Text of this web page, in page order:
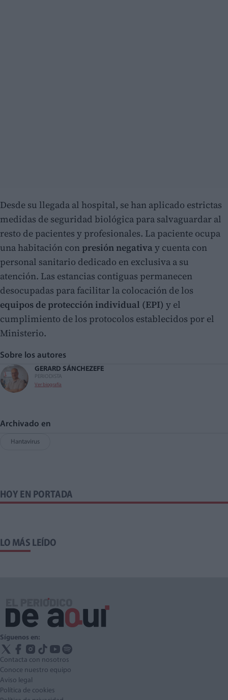
Desde su llegada al hospital, se han aplicado estrictas
medidas de seguridad biológica para salvaguardar al
resto de pacientes y profesionales. La paciente ocupa
una habitación conpresión negativa y cuenta con
personal sanitario dedicado en exclusiva a su
atención. Las estancias contiguas permanecen
desocupadas para facilitar la colocación de los
equipos de protección individual (EPI) y el
cumplimiento de los protocolos establecidos por el
Ministerio.
Sobre los autores
GERARD SÁNCHEZ
PERIODISTA
Ver biografía
EFE
Archivado en
Hantavirus
HOY EN PORTADA
LO MÁS LEÍDO
Síguenos en:
Contacta con nosotros
Conoce nuestro equipo
Aviso legal
Política de cookies